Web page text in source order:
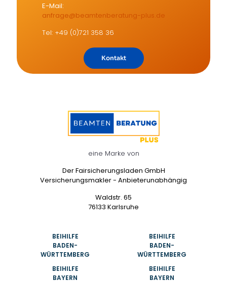
E-Mail:
anfrage@beamtenberatung-plus.de
Tel: +49 (0)721 358 36
Kontakt
eine Marke von
Der Fairsicherungsladen GmbH
Versicherungsmakler - Anbieterunabhängig
Waldstr. 65
76133 Karlsruhe
BEIHILFE
BADEN-
WÜRTTEMBERG
BEIHILFE
BAYERN
BEIHILFE
BADEN-
WÜRTTEMBERG
BEIHILFE
BAYERN